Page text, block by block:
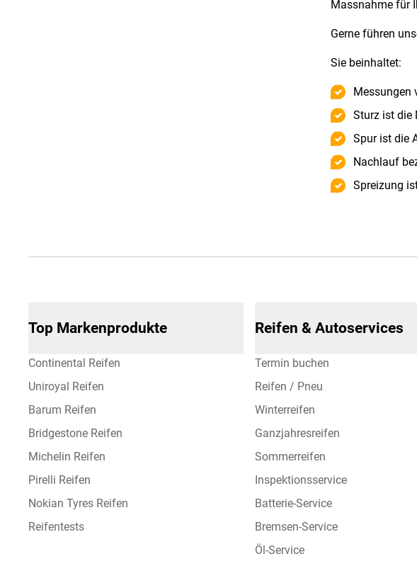
Massnahme für
Gerne führen
Sie beinhaltet:
Messungen
Sturz ist die
Spur ist die
Nachlauf
Spreizung
Top Markenprodukte
Continental Reifen
Uniroyal Reifen
Barum Reifen
Bridgestone Reifen
Michelin Reifen
Pirelli Reifen
Nokian Tyres Reifen
Reifentests
Reifen & Autoservices
Termin buchen
Reifen / Pneu
Winterreifen
Ganzjahresreifen
Sommerreifen
Inspektionsservice
Batterie-Service
Bremsen-Service
Öl-Service